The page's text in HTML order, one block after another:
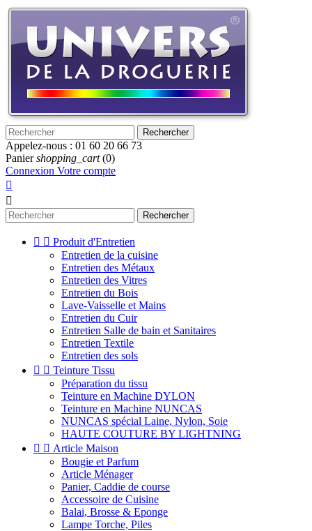
Rechercher
Appelez-nous : 01 60 20 66 73
Panier shopping_cart (0)
Connexion Votre compte


Rechercher
  Produit d'Entretien
Entretien de la cuisine
Entretien des Métaux
Entretien des Vitres
Entretien du Bois
Lave-Vaisselle et Mains
Entretien du Cuir
Entretien Salle de bain et Sanitaires
Entretien Textile
Entretien des sols
  Teinture Tissu
Préparation du tissu
Teinture en Machine DYLON
Teinture en Machine NUNCAS
NUNCAS spécial Laine, Nylon, Soie
HAUTE COUTURE BY LIGHTNING
  Article Maison
Bougie et Parfum
Article Ménager
Panier, Caddie de course
Accessoire de Cuisine
Balai, Brosse & Eponge
Lampe Torche, Piles